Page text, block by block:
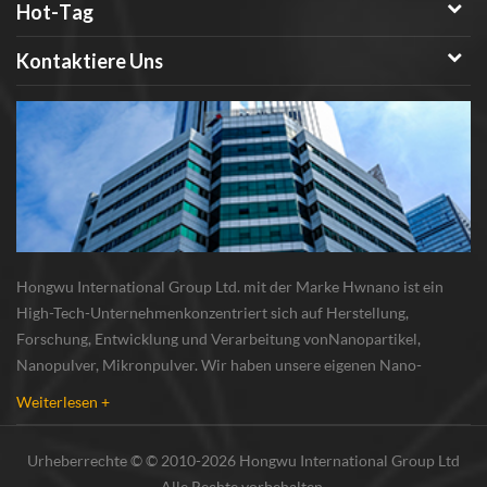
allen Bereichen des Geschäfts
tätig ist: Herstellung, Forschung
und Entwicklung, Verarbeitung,
Lieferung und Vermarktung von
Nanomaterialien. Wenn Sie
Fragen zur Preisgestaltung
haben, ein Angebot benötigen,
sich erkundigen möchten, ob
Gold-Nanopartikel vorrätig ist
oder sonstige Unterstützung bei
der Bestellung benötigen, rufen
Hot-Tag
Kontaktiere Uns
Hongwu International Group Ltd. mit der Marke Hwnano ist ein
High-Tech-Unternehmenkonzentriert sich auf Herstellung,
Forschung, Entwicklung und Verarbeitung vonNanopartikel,
Nanopulver, Mikronpulver. Wir haben unsere eigenen Nano-
Weiterlesen +
Urheberrechte © © 2010-2026 Hongwu International Group Ltd